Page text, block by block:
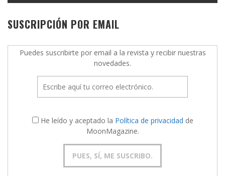
SUSCRIPCIÓN POR EMAIL
Puedes suscribirte por email a la revista y recibir nuestras
novedades.
He leído y aceptado la Política de privacidad de
MoonMagazine.